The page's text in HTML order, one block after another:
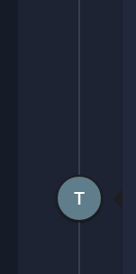
T